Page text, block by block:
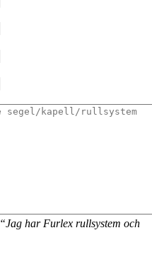
“Jag har Furlex rullsystem och